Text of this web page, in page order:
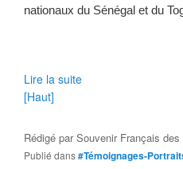
nationaux du Sénégal et du
Lire la suite
[Haut]
Rédigé parSouvenir Français
Publié dans#Témoignages-